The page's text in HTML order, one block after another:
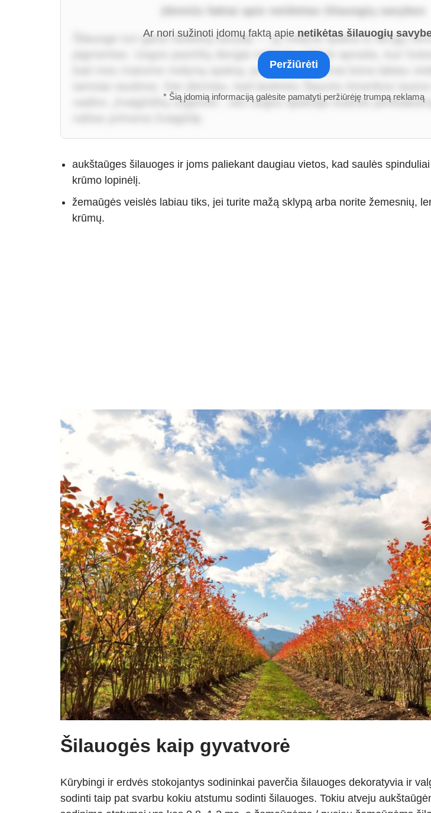
Įdomūs faktai apie netikėtas šilauogių savybes
Šilauogė turi gana netikėtą savybę — jų mėlyna spalva iš tikrųjų nėra
pigmentas. Uogos paviršių dengia natūrali vaškinė apnaša, kuri
kad mes matome mėlyną spalvą; po ja ode­lė dažnai būna labiau
vadino „žvaigždžių uogomis“, nes uogos apačioje esantis
Ar nori sužinoti įdomų faktą apie netikėtas šilauogių
Peržiūrėti
* Šią įdomią informaciją galėsite pamatyti peržiūrėję trumpą reklamą
aukštaūges šilauoges ir joms paliekant daugiau vietos, kad saulės
krūmo lopinėlį.
žemaūgės veislės labiau tiks, jei turite mažą sklypą arba norite žemesnių,
krūmų.
Šilauogės kaip gyvatvorė
Kūrybingi ir erdvės stokojantys sodininkai paverčia šilauoges dekoratyvia ir
sodinti taip pat svarbu kokiu atstumu sodinti šilauoges. Tokiu atveju